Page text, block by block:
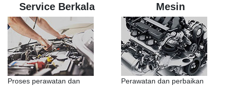
Service Berkala
Proses perawatan dan
Mesin
Perawatan dan perbaikan